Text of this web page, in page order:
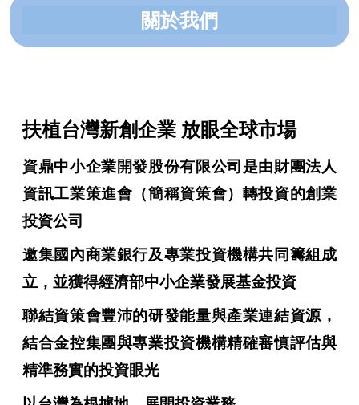
關於我們
扶植台灣新創企業 放眼全球市場
資鼎中小企業開發股份有限公司是由財團法人
資訊工業策進會（簡稱資策會）轉投資的創業
投資公司
邀集國內商業銀行及專業投資機構共同籌組成
立，並獲得經濟部中小企業發展基金投資
聯結資策會豐沛的研發能量與產業連結資源，
結合金控集團與專業投資機構精確審慎評估與
精準務實的投資眼光